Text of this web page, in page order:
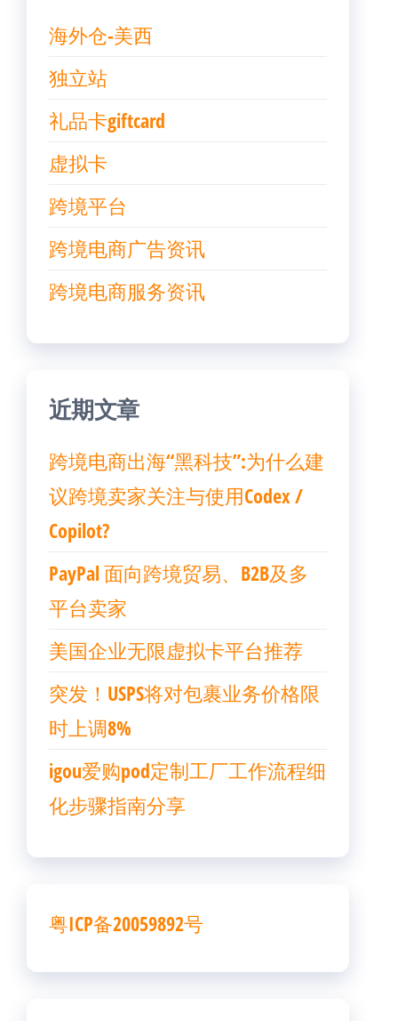
海外仓-美西
独立站
礼品卡giftcard
虚拟卡
跨境平台
跨境电商广告资讯
跨境电商服务资讯
近期文章
跨境电商出海“黑科技”:为什么建
议跨境卖家关注与使用Codex /
Copilot?
PayPal 面向跨境贸易、B2B及多
平台卖家
美国企业无限虚拟卡平台推荐
突发！USPS将对包裹业务价格限
时上调8%
igou爱购pod定制工厂工作流程细
化步骤指南分享
粤ICP备20059892号